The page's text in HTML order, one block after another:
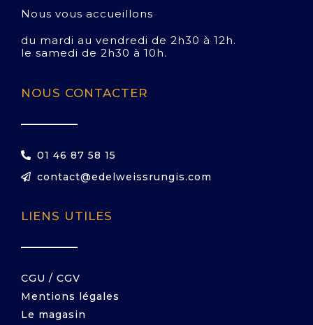
Nous vous accueillons
du mardi au vendredi de 2h30 à 12h.
le samedi de 2h30 à 10h.
NOUS CONTACTER
01 46 87 58 15
contact@edelweissrungis.com
LIENS UTILES
CGU / CGV
Mentions légales
Le magasin